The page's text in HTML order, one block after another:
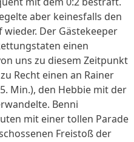
aber keinesfalls den
Der Gästekeeper
einen
uns zu diesem Zeitpunkt
Recht einen an Rainer
Min.), den Hebbie mit der
Benni
mit einer tollen Parade
Freistoß der